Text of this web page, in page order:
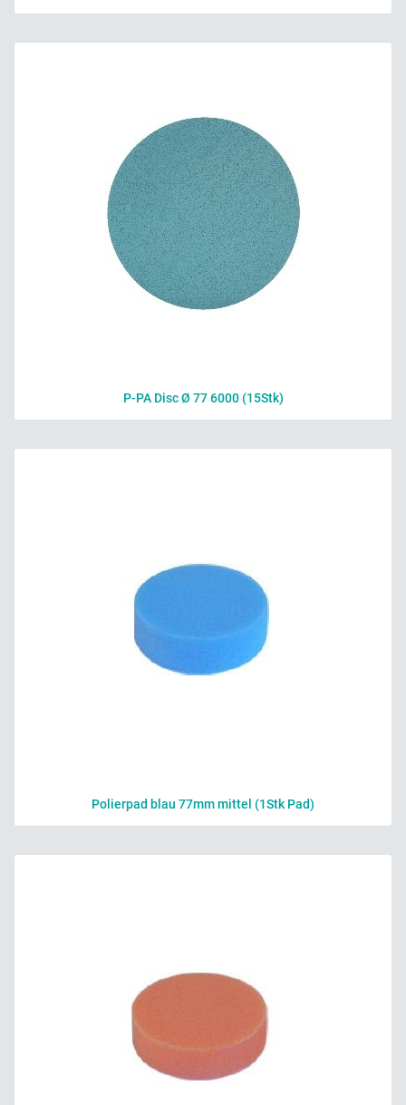
P-PA Disc Ø 77 6000 (15Stk)
Polierpad blau 77mm mittel (1Stk Pad)